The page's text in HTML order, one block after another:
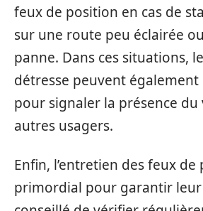
feux de position en cas de
sur une route peu éclairée
panne. Dans ces situations,
détresse peuvent
pour signaler la présence du
autres usagers.
Enfin, l’entretien des feux
primordial pour garantir leur